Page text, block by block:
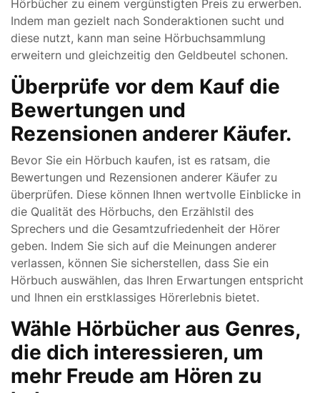
Hörbücher zu einem vergünstigten Preis zu erwerben.
Indem man gezielt nach Sonderaktionen sucht und
diese nutzt, kann man seine Hörbuchsammlung
erweitern und gleichzeitig den Geldbeutel schonen.
Überprüfe vor dem Kauf die
Bewertungen und
Rezensionen anderer Käufer.
Bevor Sie ein Hörbuch kaufen, ist es ratsam, die
Bewertungen und Rezensionen anderer Käufer zu
überprüfen. Diese können Ihnen wertvolle Einblicke in
die Qualität des Hörbuchs, den Erzählstil des
Sprechers und die Gesamtzufriedenheit der Hörer
geben. Indem Sie sich auf die Meinungen anderer
verlassen, können Sie sicherstellen, dass Sie ein
Hörbuch auswählen, das Ihren Erwartungen entspricht
und Ihnen ein erstklassiges Hörerlebnis bietet.
Wähle Hörbücher aus Genres,
die dich interessieren, um
mehr Freude am Hören zu